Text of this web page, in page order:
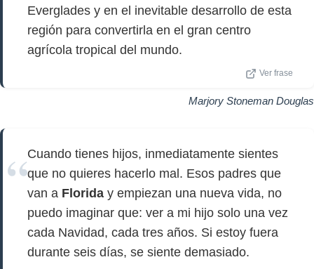
Everglades y en el inevitable desarrollo de esta
región para convertirla en el gran centro
agrícola tropical del mundo.
Ver frase
Marjory Stoneman Douglas
Cuando tienes hijos, inmediatamente sientes
que no quieres hacerlo mal. Esos padres que
van a Florida y empiezan una nueva vida, no
puedo imaginar que: ver a mi hijo solo una vez
cada Navidad, cada tres años. Si estoy fuera
durante seis días, se siente demasiado.